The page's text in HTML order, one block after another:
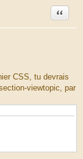
Citation
CSS, tu devrais
viewtopic, par